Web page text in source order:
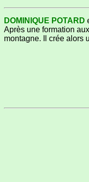
DOMINIQUE POTARD
Après une formation
montagne. Il crée alors